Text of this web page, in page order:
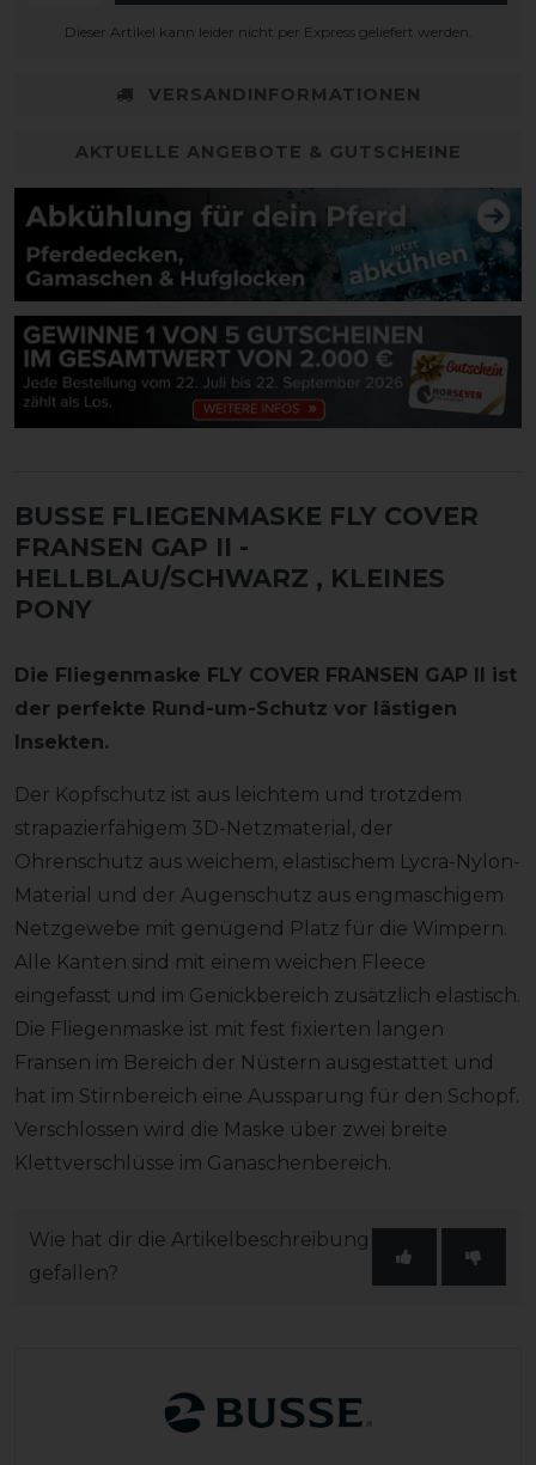
Dieser Artikel kann leider nicht per Express geliefert werden.
VERSANDINFORMATIONEN
AKTUELLE ANGEBOTE & GUTSCHEINE
BUSSE FLIEGENMASKE FLY COVER
FRANSEN GAP II -
HELLBLAU/SCHWARZ , KLEINES
PONY
Die Fliegenmaske FLY COVER FRANSEN GAP II ist
der perfekte Rund-um-Schutz vor lästigen
Insekten.
Der Kopfschutz ist aus leichtem und trotzdem
strapazierfähigem 3D-Netzmaterial, der
Ohrenschutz aus weichem, elastischem Lycra-Nylon-
Material und der Augenschutz aus engmaschigem
Netzgewebe mit genügend Platz für die Wimpern.
Alle Kanten sind mit einem weichen Fleece
eingefasst und im Genickbereich zusätzlich elastisch.
Die Fliegenmaske ist mit fest fixierten langen
Fransen im Bereich der Nüstern ausgestattet und
hat im Stirnbereich eine Aussparung für den Schopf.
Verschlossen wird die Maske über zwei breite
Klettverschlüsse im Ganaschenbereich.
Wie hat dir die Artikelbeschreibung
gefallen?